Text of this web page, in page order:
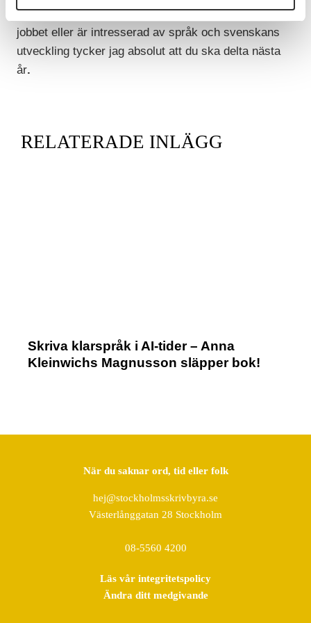
gav nya spännande idéer och tankar. Om du skriver i
jobbet eller är intresserad av språk och svenskans
utveckling tycker jag absolut att du ska delta nästa
år.
RELATERADE INLÄGG
Skriva klarspråk i AI-tider – Anna
Kleinwichs Magnusson släpper bok!
När du saknar ord, tid eller folk
hej@stockholmsskrivbyra.se
Västerlånggatan 28 Stockholm
08-5560 4200
Läs vår integritetspolicy
Ändra ditt medgivande